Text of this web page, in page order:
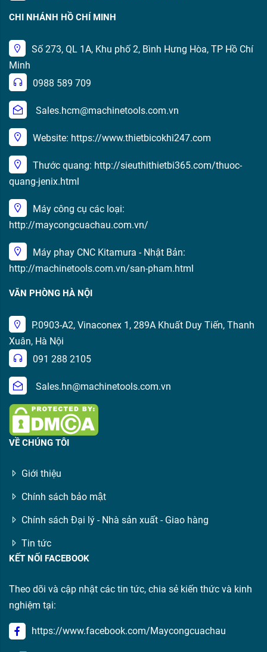
CHI NHÁNH HỒ CHÍ MINH
Số 273, QL 1A, Khu phố 2, Bình Hưng Hòa, TP Hồ Chí
Minh
0988 589 709
Sales.hcm@machinetools.com.vn
Website: https://www.thietbicokhi247.com
Thước quang: http://sieuthithietbi365.com/thuoc-
quang-jenix.html
Máy công cụ các loại:
http://maycongcuachau.com.vn/
Máy phay CNC Kitamura - Nhật Bản:
http://machinetools.com.vn/san-pham.html
VĂN PHÒNG HÀ NỘI
P.0903-A2, Vinaconex 1, 289A Khuất Duy Tiến, Thanh
Xuân, Hà Nội
091 288 2105
Sales.hn@machinetools.com.vn
VỀ CHÚNG TÔI
Giới thiệu
Chính sách bảo mật
Chính sách Đại lý - Nhà sản xuất - Giao hàng
Tin tức
KẾT NỐI FACEBOOK
Theo dõi và cập nhật các tin tức, chia sẻ kiến thức và kinh
nghiệm tại:
https://www.facebook.com/Maycongcuachau